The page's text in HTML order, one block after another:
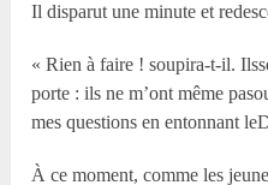
Il disparut une minute et
« Rien à faire ! soupira-t-il.
porte : ils ne m’ont même
mes questions en entonnant
À ce moment, comme les